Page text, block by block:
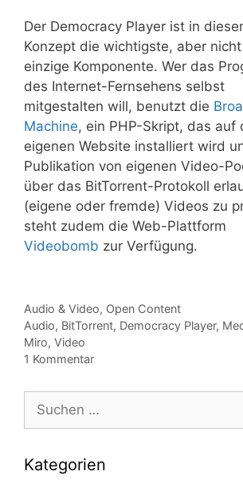
Der Democracy Player ist in
Konzept die wichtigste, aber
einzige Komponente. Wer das
des Internet-Fernsehens selbst
mitgestalten will, benutzt die
Machine, ein PHP-Skript, das auf
eigenen Website installiert wird
Publikation von eigenen Video-
über das BitTorrent-Protokoll
(eigene oder fremde) Videos zu
steht zudem die Web-Plattform
Videobomb zur Verfügung.
Kategorien
Audio & Video, Open Content
Tags
Audio, BitTorrent, Democracy Player,
Miro, Video
1 Kommentar
nach:
Kategorien